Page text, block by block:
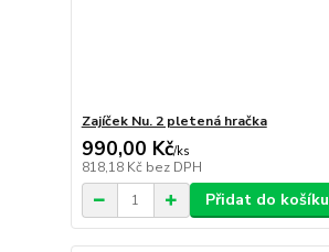
Zajíček Nu. 2 pletená hračka
990,00 Kč/ks
818,18 Kč bez DPH
Přidat do košíku